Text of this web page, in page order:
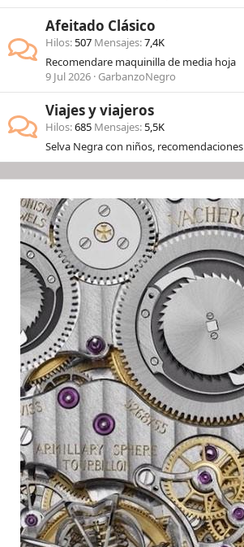
Afeitado Clásico
Hilos 507 Mensajes 7,4K
Recomendare maquinilla de media hoja
9 Jul 2026 GarbanzoNegro
Viajes y viajeros
Hilos 685 Mensajes 5,5K
Selva Negra con niños, recomendaciones